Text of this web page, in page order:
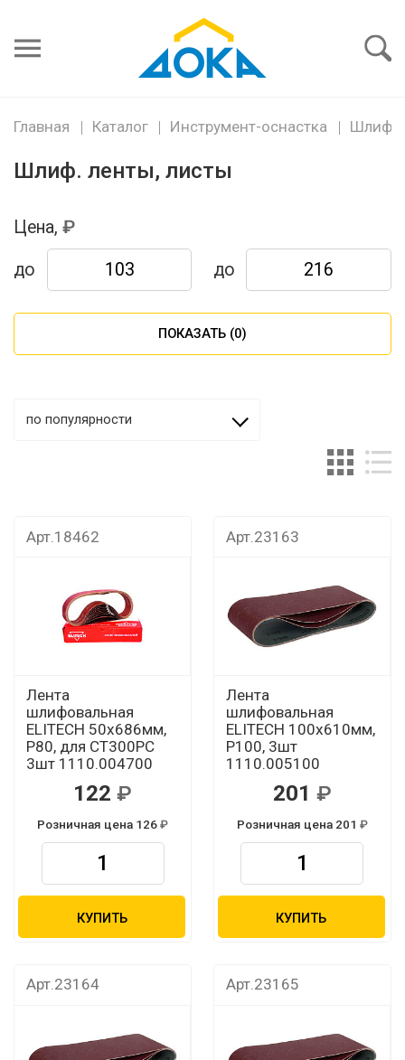
пароль
Главная Каталог Инструмент-оснастка Шлиф.
Шлиф. ленты, листы
Цена,
до до
ПОКАЗАТЬ (0)
по популярности
Арт.18462
Лента
шлифовальная
ELITECH 50х686мм,
Р80, для СТ300РС
3шт 1110.004700
122
Розничная цена 126
КУПИТЬ
Арт.23163
Лента
шлифовальная
ELITECH 100х610мм,
Р100, 3шт
1110.005100
201
Розничная цена 201
КУПИТЬ
Арт.23164 Арт.23165